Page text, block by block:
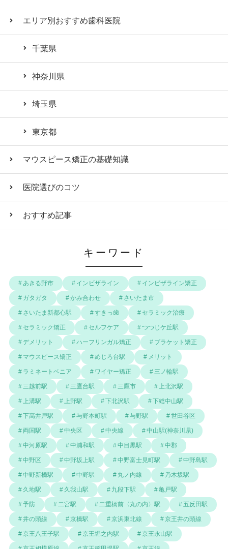
エリア別おすすめ歯科医院
千葉県
神奈川県
埼玉県
東京都
マウスピース矯正の基礎知識
医院選びのコツ
おすすめ記事
キーワード
あきる野市 インビザライン インビザライン矯正
ガタガタ かみ合わせ さいたま市
さいたま新都心駅 すきっ歯 セラミック治療
セラミック矯正 セルフケア つつじケ丘駅
デメリット ハーフリンガル矯正 ブラケット矯正
マウスピース矯正 めじろ台駅 メリット
ラミネートベニア ワイヤー矯正 三ノ輪駅
三越前駅 三鷹台駅 三鷹市 上北沢駅
上溝駅 上野駅 下北沢駅 下総中山駅
下高井戸駅 与野本町駅 与野駅 世田谷区
両国駅 中央区 中央線 中山駅(神奈川県)
中河原駅 中浦和駅 中目黒駅 中郡
中野区 中野坂上駅 中野富士見町駅 中野島駅
中野新橋駅 中野駅 丸ノ内線 乃木坂駅
久地駅 久我山駅 九段下駅 亀戸駅
予防 二宮駅 二重橋前〈丸の内〉駅 五反田駅
井の頭線 京橋駅 京浜東北線 京王井の頭線
京王八王子駅 京王堀之内駅 京王永山駅